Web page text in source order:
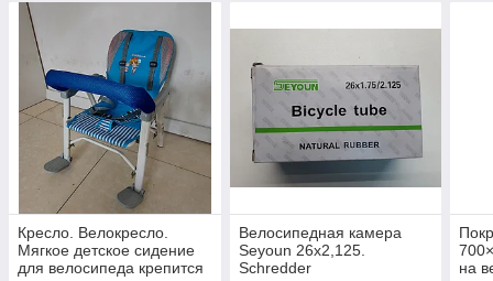
Кресло. Велокресло.
Мягкое детское сидение
для велосипеда крепится
Велосипедная камера
Seyoun 26x2,125.
Schredder
на